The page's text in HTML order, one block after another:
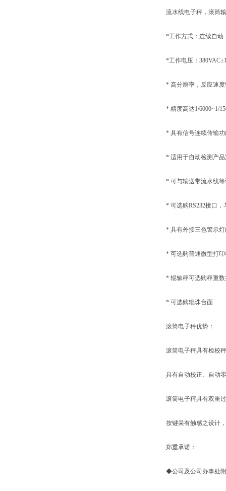
流水线电子秤，滚筒输
*工作方式：连续自动
*工作电压：
* 高分辨率，反应速度
* 精度高达1/6000~1/
* 具有信号连续传输功
* 适用于自动检测产品
* 可与输送带流水线等
* 可选购RS232接口，
* 具有外接三色警示灯
* 可选购普通微型打印
* 辊轴秤可选购秤重数
* 可选购辊珠台面
滚筒电子秤优势：
滚筒电子秤具有检校秤
具有自动校正、自动零
滚筒电子秤具有双重过
按键采有触感之设计，
郑重承诺：
◆公司及公司办事处附